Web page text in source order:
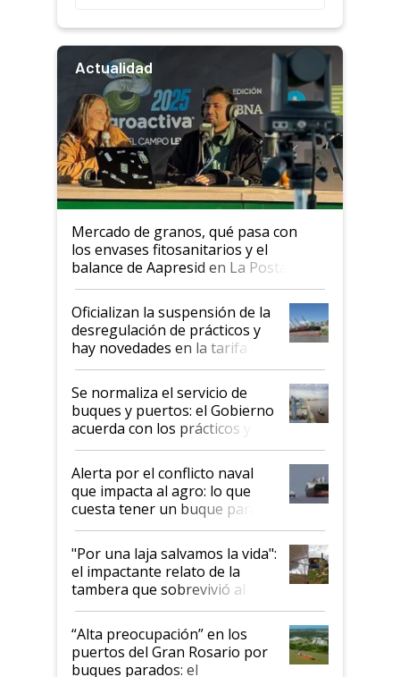
Actualidad
Mercado de granos, qué pasa con
los envases fitosanitarios y el
balance de Aapresid en La Posta
Oficializan la suspensión de la
desregulación de prácticos y
hay novedades en la tarifa de
la hidrovía
Se normaliza el servicio de
buques y puertos: el Gobierno
acuerda con los prácticos y
suspende el decreto de
desregulación
Alerta por el conflicto naval
que impacta al agro: lo que
cuesta tener un buque parado
y el peligro de que Argentina
pase a ser "país sucio"
"Por una laja salvamos la vida":
el impactante relato de la
tambera que sobrevivió al
tornado
“Alta preocupación” en los
puertos del Gran Rosario por
buques parados: el